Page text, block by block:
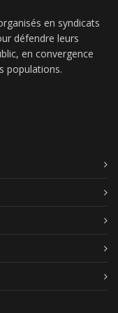
en syndicats
défendre leurs
en convergence
populations.